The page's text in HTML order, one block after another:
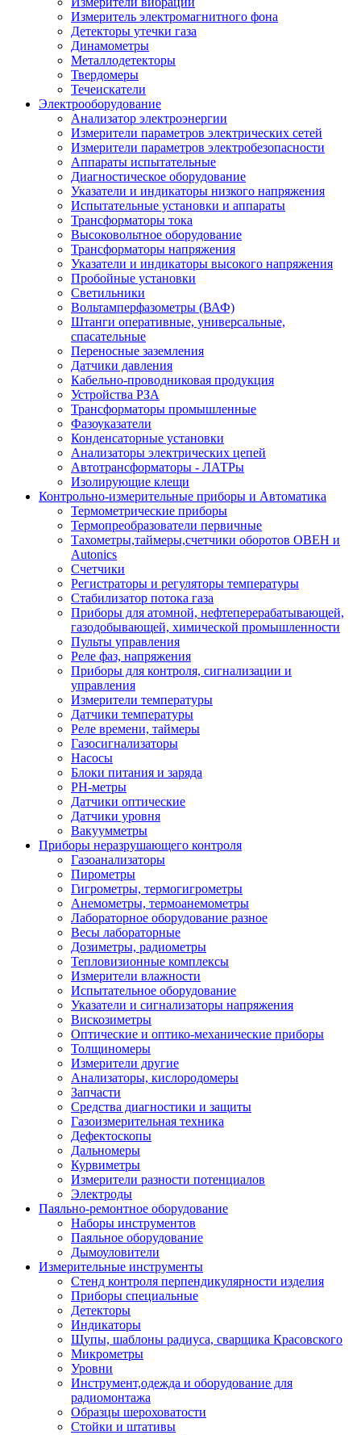
Измеритель электромагнитного фона
Детекторы утечки газа
Динамометры
Металлодетекторы
Твердомеры
Течеискатели
Электрооборудование
Анализатор электроэнергии
Измерители параметров электрических сетей
Измерители параметров электробезопасности
Аппараты испытательные
Диагностическое оборудование
Указатели и индикаторы низкого напряжения
Испытательные установки и аппараты
Трансформаторы тока
Высоковольтное оборудование
Трансформаторы напряжения
Указатели и индикаторы высокого напряжения
Пробойные установки
Светильники
Вольтамперфазометры (ВАФ)
Штанги оперативные, универсальные,
спасательные
Переносные заземления
Датчики давления
Кабельно-проводниковая продукция
Устройства РЗА
Трансформаторы промышленные
Фазоуказатели
Конденсаторные установки
Анализаторы электрических цепей
Автотрансформаторы - ЛАТРы
Изолирующие клещи
Контрольно-измерительные приборы и Автоматика
Термометрические приборы
Термопреобразователи первичные
Тахометры,таймеры,счетчики оборотов ОВЕН и
Autonics
Счетчики
Регистраторы и регуляторы температуры
Стабилизатор потока газа
Приборы для атомной, нефтеперерабатывающей,
газодобывающей, химической промышленности
Пульты управления
Реле фаз, напряжения
Приборы для контроля, сигнализации и
управления
Измерители температуры
Датчики температуры
Реле времени, таймеры
Газосигнализаторы
Насосы
Блоки питания и заряда
PH-метры
Датчики оптические
Датчики уровня
Вакуумметры
Приборы неразрушающего контроля
Газоанализаторы
Пирометры
Гигрометры, термогигрометры
Анемометры, термоанемометры
Лабораторное оборудование разное
Весы лабораторные
Дозиметры, радиометры
Тепловизионные комплексы
Измерители влажности
Испытательное оборудование
Указатели и сигнализаторы напряжения
Вискозиметры
Оптические и оптико-механические приборы
Толщиномеры
Измерители другие
Анализаторы, кислородомеры
Запчасти
Средства диагностики и защиты
Газоизмерительная техника
Дефектоскопы
Дальномеры
Курвиметры
Измерители разности потенциалов
Электроды
Паяльно-ремонтное оборудование
Наборы инструментов
Паяльное оборудование
Дымоуловители
Измерительные инструменты
Стенд контроля перпендикулярности изделия
Приборы специальные
Детекторы
Индикаторы
Щупы, шаблоны радиуса, сварщика Красовского
Микрометры
Уровни
Инструмент,одежда и оборудование для
радиомонтажа
Образцы шероховатости
Стойки и штативы